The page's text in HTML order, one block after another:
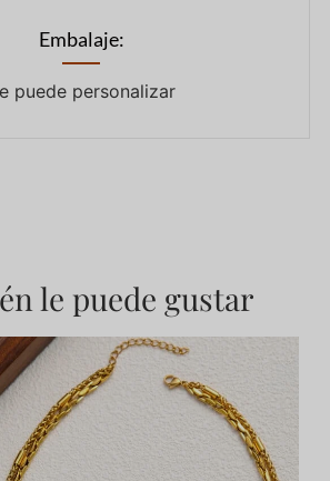
Embalaje:
puede personalizar
le puede gustar